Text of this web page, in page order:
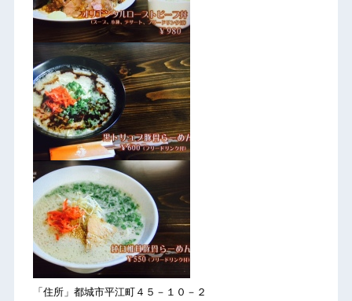
「住所」都城市平江町４５－１０－２